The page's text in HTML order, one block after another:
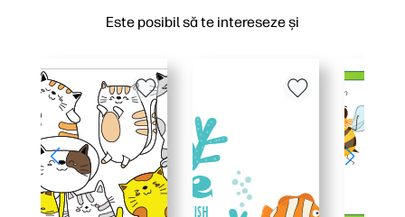
Este posibil să te intereseze și